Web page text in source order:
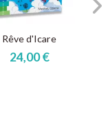
Rêve d'Icare
24,00 €